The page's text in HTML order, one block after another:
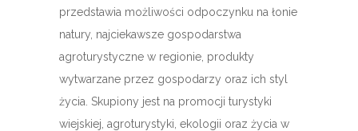
przedstawia możliwości odpoczynku na łonie
natury, najciekawsze gospodarstwa
agroturystyczne w regionie, produkty
wytwarzane przez gospodarzy oraz ich styl
życia. Skupiony jest na promocji turystyki
wiejskiej, agroturystyki, ekologii oraz życia w